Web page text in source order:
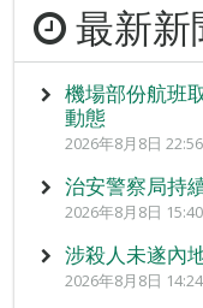
最新新
機場部份航班
動態
2026年8月8日 22:56
治安警察局持
2026年8月8日 15:40
涉殺人未遂內
2026年8月8日 14:24